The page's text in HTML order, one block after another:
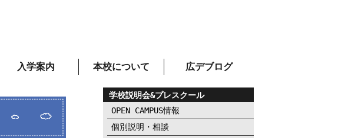
入学案内 本校について 広デブログ
学校説明会&プレスクール
OPEN CAMPUS情報
個別説明・相談